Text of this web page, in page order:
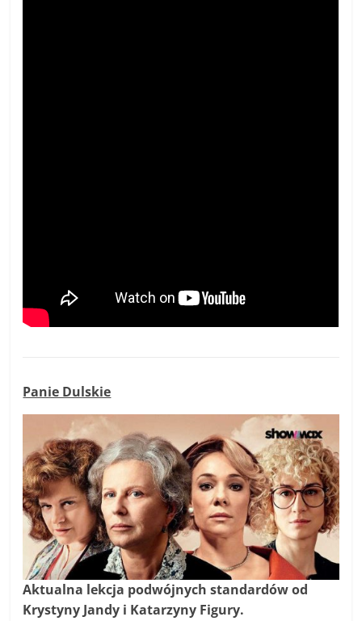
Panie Dulskie
Aktualna lekcja podwójnych standardów od
Krystyny Jandy i Katarzyny Figury.